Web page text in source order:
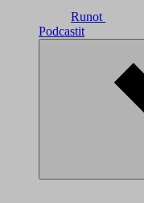
Runot
Podcastit